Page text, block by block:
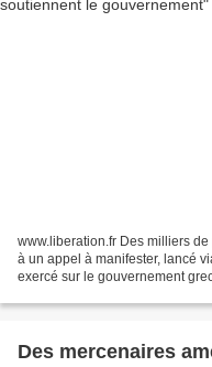
www.liberation.fr Des milliers
à un appel à manifester, lancé
exercé sur le gouvernement
Des mercenaires